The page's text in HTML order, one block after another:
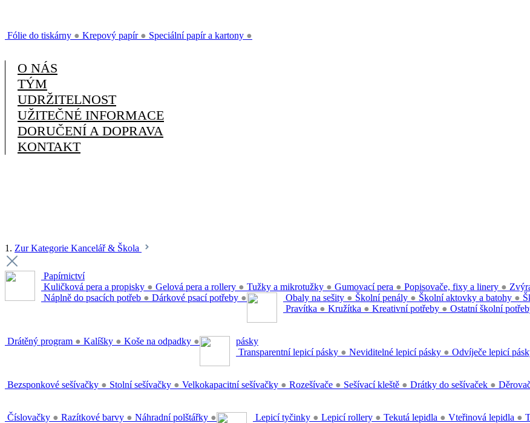
Fólie do tiskárny ● Krepový papír ● Speciální papír a kartony ●
O NÁS
TÝM
UDRŽITELNOST
UŽITEČNÉ INFORMACE
DORUČENÍ A DOPRAVA
KONTAKT
1. Zur Kategorie Kancelář & Škola
Papírnictví
Kuličková pera a propisky ● Gelová pera a rollery ● Tužky a mikrotužky ● Gumovací pera ● Popisovače, fixy a linery ●
Náplně do psacích potřeb ● Dárkové psací potřeby ●
Obaly na sešity ● Školní penály ● Školní aktovky a batohy ●
Pravítka ● Kružítka ● Kreativní potřeby ● Ostatní školní
Drátěný program ● Kalíšky ● Koše na odpadky ●
pásky
Transparentní lepicí pásky ● Neviditelné lepicí pásky ● Odvíječe lepicí
Bezsponkové sešívačky ● Stolní sešívačky ● Velkokapacitní sešívačky ● Rozešívače ● Sešívací kleště ● Drátky do sešívaček ●
Číslovačky ● Razítkové barvy ● Náhradní polštářky ● Lepicí tyčinky ● Lepicí rollery ● Tekutá lepidla ● Vteřinová lepidla ●